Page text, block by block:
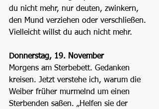
du nicht mehr, nur deuten, zwinkern,
den Mund verziehen oder verschließen.
Vielleicht willst du auch nicht mehr.
Donnerstag, 19. November
Morgens am Sterbebett. Gedanken
kreisen. Jetzt verstehe ich, warum die
Weiber früher murmelnd um einen
Sterbenden saßen. „Helfen sie der